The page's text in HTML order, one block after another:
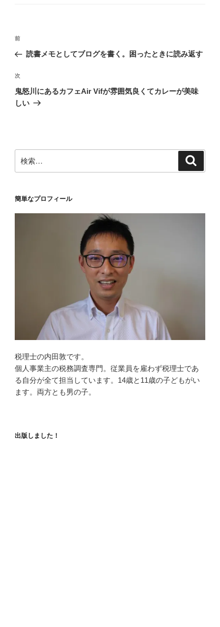
投
ナ
ビ
ゲ
ー
前
の
稿
前
読書メモとしてブログを書く。困ったときに読み返す
次
の
投
次
鬼怒川にあるカフェAir Vifが雰囲気良くてカレーが美味
しい
索:
簡単なプロフィール
税理士の内田敦です。
個人事業主の税務調査専門。従業員を雇わず税理士であ
る自分が全て担当しています。14歳と11歳の子どもがい
ます。両方とも男の子。
出版しました！